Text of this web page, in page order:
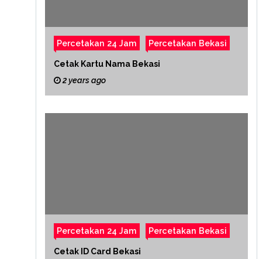
Percetakan 24 Jam Percetakan Bekasi
Cetak Kartu Nama Bekasi
2 years ago
Percetakan 24 Jam Percetakan Bekasi
Cetak ID Card Bekasi